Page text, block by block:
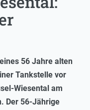
56 Jahre alten
Tankstelle vor
Wiesental am
Der 56-Jährige